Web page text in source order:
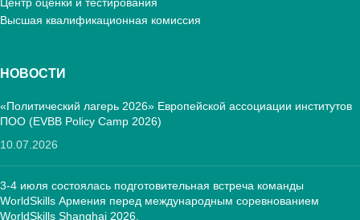
Высшая квалификационная комиссия
НОВОСТИ
«Политический лагерь 2026» Европейской ассоциации институтов
ПОО (EVBB Policy Camp 2026)
10.07.2026
3-4 июля состоялась подготовительная встреча команды
WorldSkills Армения перед международным соревнованием
WorldSkills Shanghai 2026.